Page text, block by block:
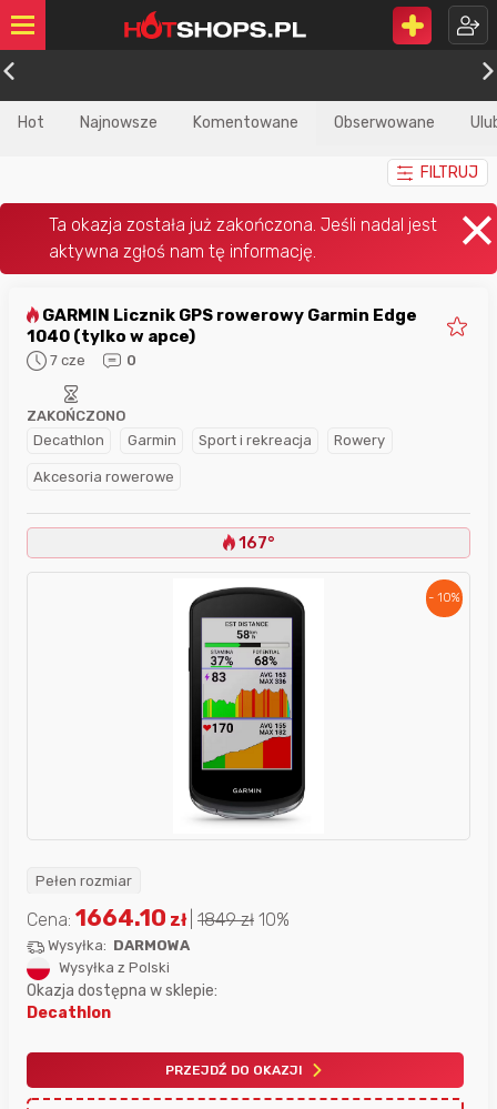
Hot Najnowsze Komentowane Obserwowane
FILTRUJ
1040 (tylko w apce)
7 cze 0
Decathlon Garmin Sport i rekreacja Rowery
Akcesoria rowerowe
ZAKOŃCZONO
167°
- 10%
Pełen rozmiar
Cena: 1664.10 zł 1849zł 10%
Wysyłka: DARMOWA
Wysyłka z Polski
Okazja dostępna w sklepie:
Decathlon
PRZEJDŹ DO OKAZJI